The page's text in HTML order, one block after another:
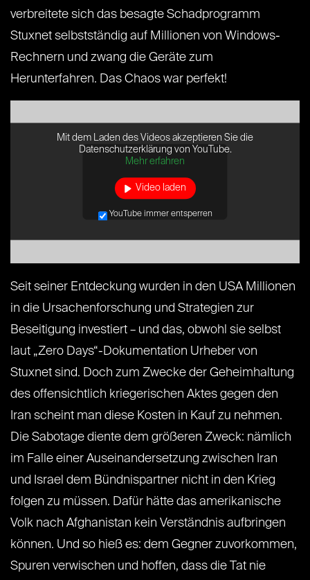
verbreitete sich das besagte Schadprogramm
Stuxnet selbstständig auf Millionen von Windows-
Rechnern und zwang die Geräte zum
Herunterfahren. Das Chaos war perfekt!
Mit dem Laden des Videos akzeptieren Sie die
Datenschutzerklärung von YouTube.
Mehr erfahren
Video laden
YouTube immer entsperren
Seit seiner Entdeckung wurden in den USA Millionen
in die Ursachenforschung und Strategien zur
Beseitigung investiert – und das, obwohl sie selbst
laut „Zero Days“-Dokumentation Urheber von
Stuxnet sind. Doch zum Zwecke der Geheimhaltung
des offensichtlich kriegerischen Aktes gegen den
Iran scheint man diese Kosten in Kauf zu nehmen.
Die Sabotage diente dem größeren Zweck: nämlich
im Falle einer Auseinandersetzung zwischen Iran
und Israel dem Bündnispartner nicht in den Krieg
folgen zu müssen. Dafür hätte das amerikanische
Volk nach Afghanistan kein Verständnis aufbringen
können. Und so hieß es: dem Gegner zuvorkommen,
Spuren verwischen und hoffen, dass die Tat nie